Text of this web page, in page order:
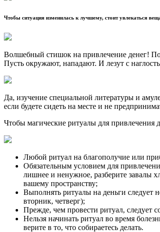
Чтобы ситуация изменилась к лучшему, стоит увлекаться
Волшебный стишок на привлечение денег!
Пусть окружают, нападают. И лезут с
Да, изучение специальной литературы и
если будете сидеть на месте и не
Чтобы магические ритуалы для привлечения
Любой ритуал на благополучие или
Обязательным условием для
лишнее и ненужное, разберите завалы
вашему пространству;
Выполнять ритуалы на деньги
вторник, четверг);
Прежде, чем провести ритуал, следует
Нельзя начинать ритуал во время
верите в то, что собираетесь делать.